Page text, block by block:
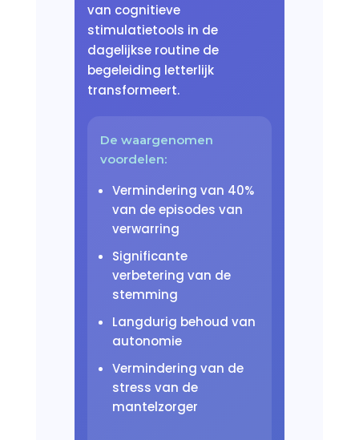
van cognitieve
stimulatietools in de
dagelijkse routine de
begeleiding letterlijk
transformeert.
De waargenomen
voordelen:
Vermindering van 40%
van de episodes van
verwarring
Significante
verbetering van de
stemming
Langdurig behoud van
autonomie
Vermindering van de
stress van de
mantelzorger